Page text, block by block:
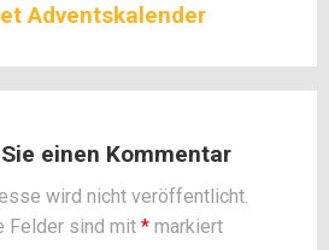
Adventskalender
einen Kommentar
wird nicht veröffentlicht.
Felder sind mit *markiert